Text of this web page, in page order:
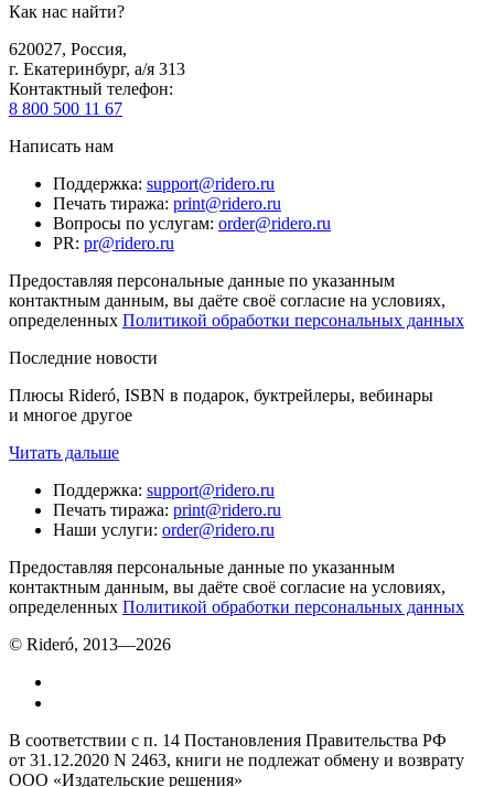
Как нас найти?
620027, Россия,
г. Екатеринбург, а/я 313
Контактный телефон:
8 800 500 11 67
Написать нам
Поддержка: support@ridero.ru
Печать тиража: print@ridero.ru
Вопросы по услугам: order@ridero.ru
PR: pr@ridero.ru
Предоставляя персональные данные по указанным
контактным данным, вы даёте своё согласие на условиях,
определенных Политикой обработки персональных данных
Последние новости
Плюсы Rideró, ISBN в подарок, буктрейлеры, вебинары
и многое другое
Читать дальше
Поддержка: support@ridero.ru
Печать тиража: print@ridero.ru
Наши услуги: order@ridero.ru
Предоставляя персональные данные по указанным
контактным данным, вы даёте своё согласие на условиях,
определенных Политикой обработки персональных данных
© Rideró, 2013—2026
В соответствии с п. 14 Постановления Правительства РФ
от 31.12.2020 N 2463, книги не подлежат обмену и возврату
ООО «Издательские решения»